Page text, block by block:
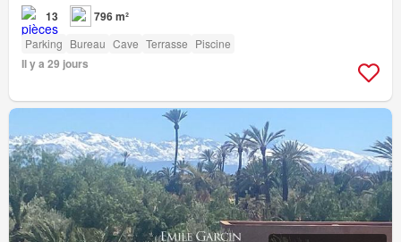
13 796 m²
Parking Bureau Cave Terrasse Piscine
Il y a 29 jours